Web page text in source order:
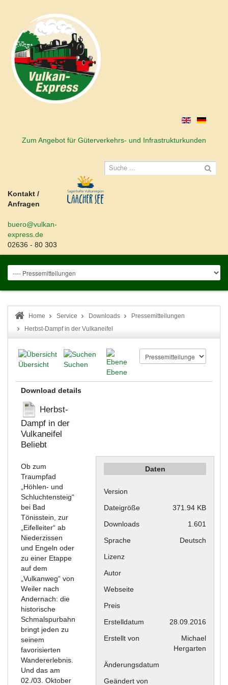
Zum Angebot für Güterverkehrs- und Infrastrukturkunden
Kontakt /
Anfragen
buero@vulkan-
express.de
02636 - 80 303
Home Service Downloads
Pressemitteilungen
Herbst-Dampf in der Vulkaneifel
Übersicht
Suchen
Ebene
Download details
Herbst-
Dampf in der
Vulkaneifel
Beliebt
Ob zum
Traumpfad
„Höhlen- und
Schluchtensteig“
bei Bad
Tönisstein, zur
„Eifelleiter“ ab
Niederzissen
und Engeln oder
zu einer Etappe
auf dem
„Vulkanweg“ von
Weiler nach
Andernach: die
historische
Schmalspurbahn
bringt jeden zu
seinem
favorisierten
Wandererlebnis.
Und das am
02./03. Oktober
Daten
Version
Dateigröße
371.94 KB
Downloads
1.601
Sprache
Deutsch
Lizenz
Autor
Webseite
Preis
Erstelldatum
28.09.2016
Erstellt von
Michael
Hergarten
Änderungsdatum
Geändert von